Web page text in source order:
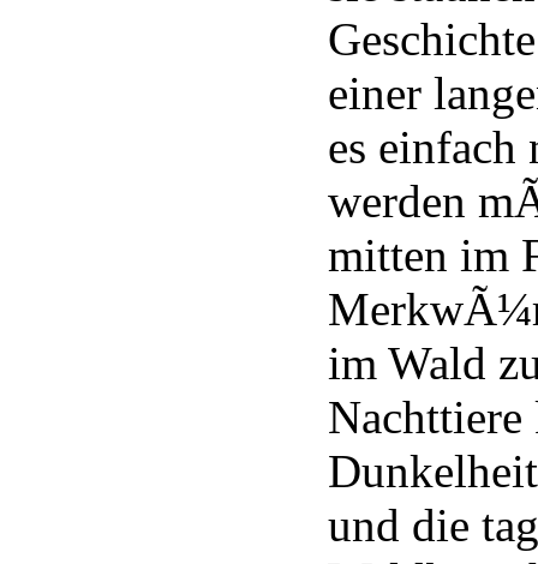
einer
es
werden
mitten im
im Wald
und die